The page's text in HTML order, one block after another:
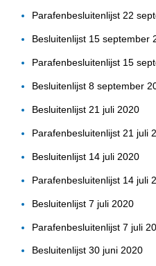
Parafenbesluitenlijst 22
Besluitenlijst 15 september
Parafenbesluitenlijst 15
Besluitenlijst 8 september
Besluitenlijst 21 juli 2020
Parafenbesluitenlijst 21 juli
Besluitenlijst 14 juli 2020
Parafenbesluitenlijst 14 juli
Besluitenlijst 7 juli 2020
Parafenbesluitenlijst 7 juli
Besluitenlijst 30 juni 2020